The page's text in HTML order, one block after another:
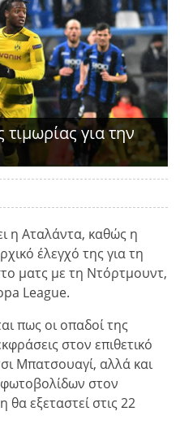
για την
η Αταλάντα, καθώς η
έλεγχό της για τη
ματς με τη Ντόρτμουντ,
League.
πως οι οπαδοί της
στον επιθετικό
Μπατσουαγί, αλλά και
φωτοβολίδων στον
εξεταστεί στις 22